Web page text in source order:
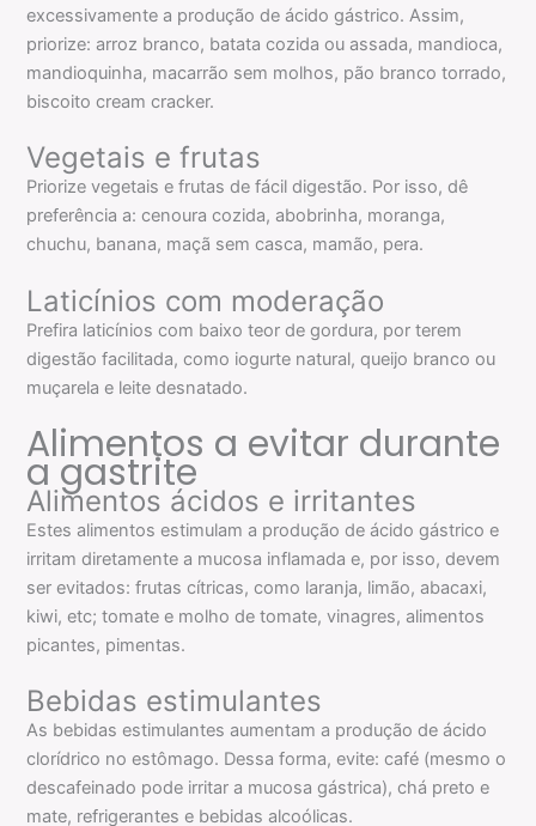
excessivamente a produção de ácido gástrico. Assim,
priorize: arroz branco, batata cozida ou assada, mandioca,
mandioquinha, macarrão sem molhos, pão branco torrado,
biscoito cream cracker.
Vegetais e frutas
Priorize vegetais e frutas de fácil digestão. Por isso, dê
preferência a: cenoura cozida, abobrinha, moranga,
chuchu, banana, maçã sem casca, mamão, pera.
Laticínios com moderação
Prefira laticínios com baixo teor de gordura, por terem
digestão facilitada, como iogurte natural, queijo branco ou
muçarela e leite desnatado.
Alimentos a evitar durante
a gastrite
Alimentos ácidos e irritantes
Estes alimentos estimulam a produção de ácido gástrico e
irritam diretamente a mucosa inflamada e, por isso, devem
ser evitados: frutas cítricas, como laranja, limão, abacaxi,
kiwi, etc; tomate e molho de tomate, vinagres, alimentos
picantes, pimentas.
Bebidas estimulantes
As bebidas estimulantes aumentam a produção de ácido
clorídrico no estômago. Dessa forma, evite: café (mesmo o
descafeinado pode irritar a mucosa gástrica), chá preto e
mate, refrigerantes e bebidas alcoólicas.